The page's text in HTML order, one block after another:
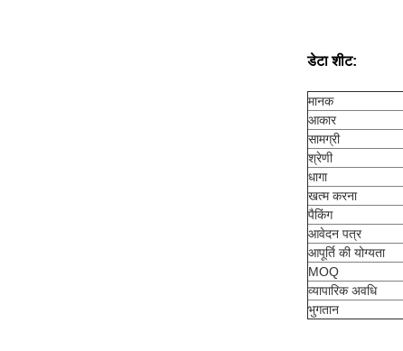
डेटा शीट:
मानक
आकार
सामग्री
श्रेणी
धागा
खत्म करना
पैकिंग
आवेदन पत्र
आपूर्ति की योग्यता
MOQ
व्यापारिक अवधि
भुगतान